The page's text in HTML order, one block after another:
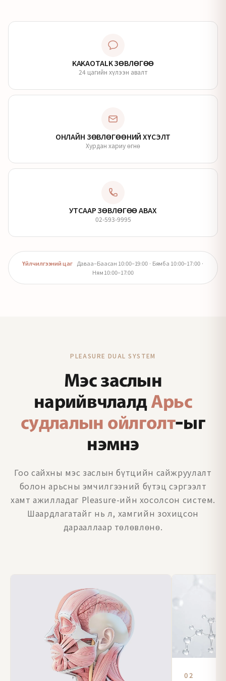
KAKAOTALK ЗӨВЛӨГӨӨ
24 цагийн хүлээн авалт
ОНЛАЙН ЗӨВЛӨГӨӨНИЙ ХҮСЭЛТ
Хурдан хариу өгнө
УТСААР ЗӨВЛӨГӨӨ АВАХ
02-593-9995
Үйлчилгээний цаг Даваа–Баасан 10:00–19:00 · Бямба 10:00–17:00 ·
Ням 10:00–17:00
PLEASURE DUAL SYSTEM
Мэс заслын
нарийвчлалдАрьс
судлалын ойлголт-ыг
нэмнэ
Гоо сайхны мэс заслын бүтцийн сайжруулалт
болон арьсны эмчилгээний бүтэц сэргээлт
хамт ажилладаг Pleasure-ийн хосолсон систем.
Шаардлагатайг нь л, хамгийн зохицсон
дарааллаар төлөвлөнө.
02